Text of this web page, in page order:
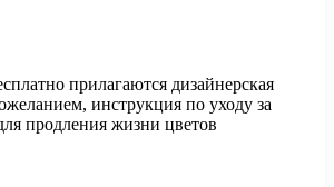
прилагаются дизайнерская
инструкция по уходу за
продления жизни цветов